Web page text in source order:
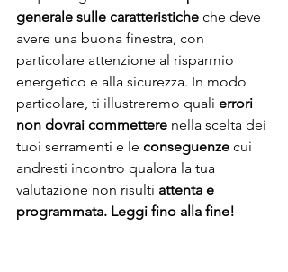
generale sulle caratteristiche che deve
avere una buona finestra, con
particolare attenzione al risparmio
energetico e alla sicurezza. In modo
particolare, ti illustreremo quali errori
non dovrai commettere nella scelta dei
tuoi serramenti e le conseguenze cui
andresti incontro qualora la tua
valutazione non risulti attenta e
programmata. Leggi fino alla fine!